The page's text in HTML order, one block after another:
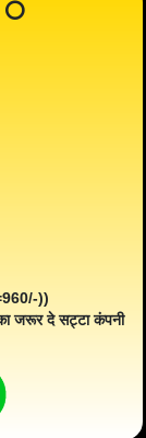
⭕️
))
जरूर दे सट्टा कंपनी